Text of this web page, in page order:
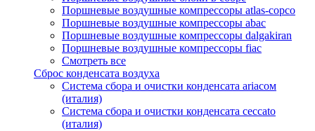
Поршневые воздушные компрессоры atlas-copco
Поршневые воздушные компрессоры abac
Поршневые воздушные компрессоры dalgakiran
Поршневые воздушные компрессоры fiac
Смотреть все
Сброс конденсата воздуха
Система сбора и очистки конденсата ariacом
(италия)
Система сбора и очистки конденсата ceccato
(италия)